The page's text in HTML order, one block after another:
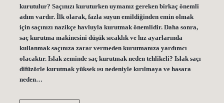
kurutulur? Saçınızı kuruturken uymanız gereken birkaç önemli
adım vardır. İlk olarak, fazla suyun emildiğinden emin olmak
için saçınızı nazikçe havluyla kurutmak önemlidir. Daha sonra,
saç kurutma makinesini düşük sıcaklık ve hız ayarlarında
kullanmak saçınıza zarar vermeden kurutmanıza yardımcı
olacaktır. Islak zeminde saç kurutmak neden tehlikeli? Islak saçı
difüzörle kurutmak yüksek ısı nedeniyle kırılmaya ve hasara
neden…